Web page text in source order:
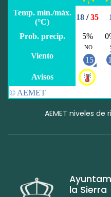
AEMET niveles
la Sierra